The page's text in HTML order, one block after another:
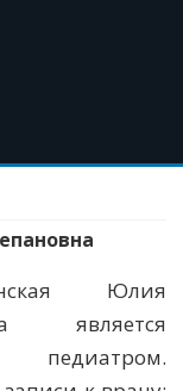
Юлия
является
педиатром.